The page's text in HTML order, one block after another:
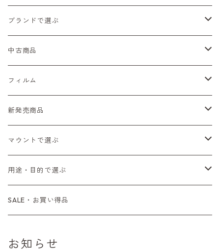
ブランドで選ぶ
Nikon（ニコン）
Sシリーズ
Fシリーズ（一桁＋F100）
Canon（キヤノン）
レンジファインダー（7、P）
PENTAX（ペンタックス）
SL、SP
K2、KX、KM
M42単焦点レンズ
CONTAX（コンタックス）
G1、G2
Tシリーズ
MINOLTA（ミノルタ）
コンパクト
OLYMPUS（オリンパス）
中古商品
フィルムカメラ
一眼レフカメラ（マニュアルフォーカス）
一眼レフカメラ（オートフォーカス）
中判カメラ
デジタルカメラ
一眼カメラ
ミラーレスカメラ
マニュアルレンズ
一眼レンズ
レンジファインダーレンズ
オートフォーカスレンズ
一眼レンズ
マウントアダプター
フィルム
レンズ付きフィルム
35mm（135）カラーネガ
35mm（135）白黒ネガ
35mm（135）カラーリバーサル
新発売商品
フィルムカメラ
レンズ付きフィルム
アクセサリー・付属品
マウントで選ぶ
M42
L39
用途・目的で選ぶ
初心者の方へもおすすめ！
SALE・お買い得品
お知らせ